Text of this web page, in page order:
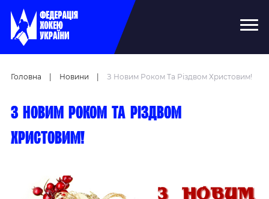
Головна Новини З Новим Роком Та Різдвом Христовим!
З Новим роком та Різдвом
Христовим!